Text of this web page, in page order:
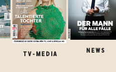
TV-MEDIA
NEWS